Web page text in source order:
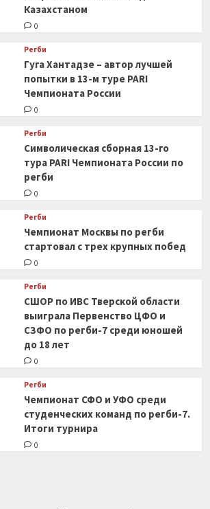
Казахстаном
0
Регби
Гуга Хантадзе – автор лучшей
попытки в 13-м туре PARI
Чемпионата России
0
Регби
Символическая сборная 13-го
тура PARI Чемпионата России по
регби
0
Регби
Чемпионат Москвы по регби
стартовал с трех крупных побед
0
Регби
СШОР по ИВС Тверской области
выиграла Первенство ЦФО и
СЗФО по регби-7 среди юношей
до 18 лет
0
Регби
Чемпионат СФО и УФО среди
студенческих команд по регби-7.
Итоги турнира
0